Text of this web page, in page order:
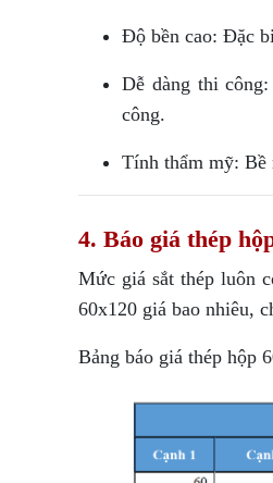
Độ bền cao: Đặc
Dễ dàng thi
công.
Tính thẩm mỹ: Bề
4. Báo giá thép
Mức giá sắt thép luôn
60x120 giá bao nhiêu,
Bảng báo giá thép hộp